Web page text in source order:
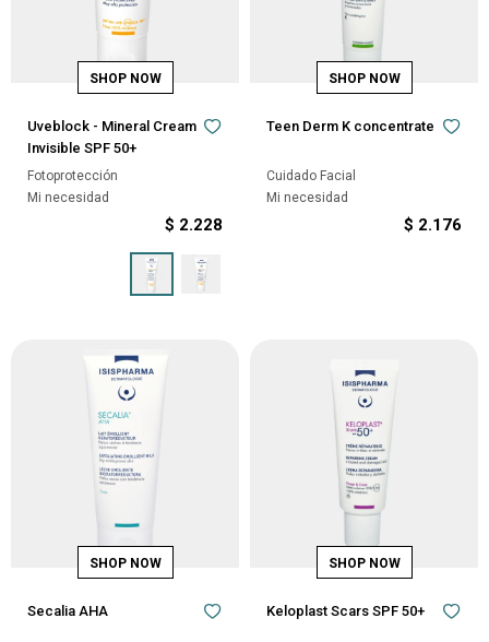
Uveblock - Mineral Cream
Invisible SPF 50+
Fotoprotección
Mi necesidad
$ 2.228
Teen Derm K concentrate
Cuidado Facial
Mi necesidad
$ 2.176
Secalia AHA Keloplast Scars SPF 50+